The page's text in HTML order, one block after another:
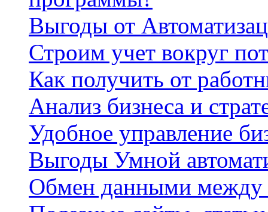
Выгоды от
Строим учет вокруг
Как получить от
Анализ бизнеса и
Удобное управление
Выгоды Умной
Обмен данными между